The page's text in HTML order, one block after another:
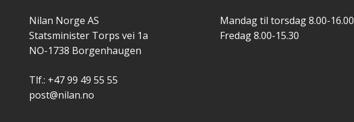
Nilan Norge AS
Statsminister Torps vei 1a
NO-1738 Borgenhaugen
Tlf.: +47 99 49 55 55
post@nilan.no
Mandag til torsdag 8.00-16.00
Fredag 8.00-15.30